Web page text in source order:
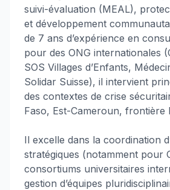
suivi-évaluation (MEAL),
et développement
de 7 ans d’expérience en
pour des ONG internationales
SOS Villages d’Enfants,
Solidar Suisse), il intervient
des contextes de crise
Faso, Est-Cameroun, frontière
Il excelle dans la coordination
stratégiques (notamment pour
consortiums universitaires
gestion d’équipes